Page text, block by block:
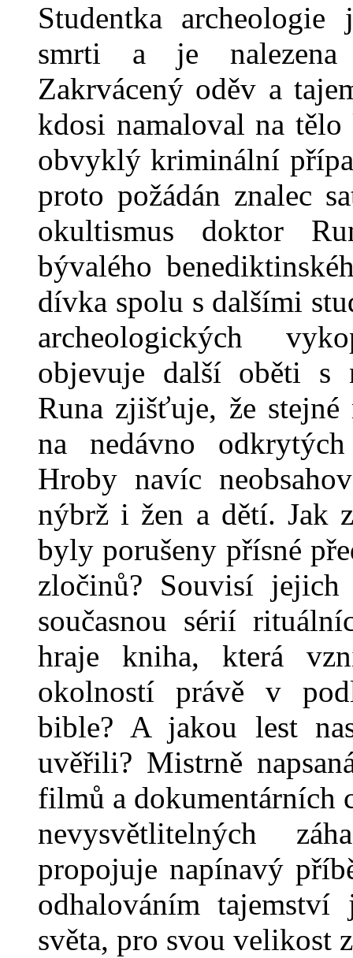
Studentka
smrti a je nalezena
Zakrvácený oděv a
kdosi namaloval na
obvyklý kriminální
proto požádán znalec
okultismus doktor
bývalého
dívka spolu s dalšími
archeologických
objevuje další oběti s
Runa zjišťuje, že stejné
na nedávno
Hroby navíc
nýbrž i žen a dětí. Jak
byly porušeny přísné
zločinů? Souvisí
současnou sérií
hraje kniha, která
okolností právě v
bible? A jakou lest
uvěřili? Mistrně
filmů a dokumentárních
nevysvětlitelných
propojuje napínavý
odhalováním tajemství
světa, pro svou velikost